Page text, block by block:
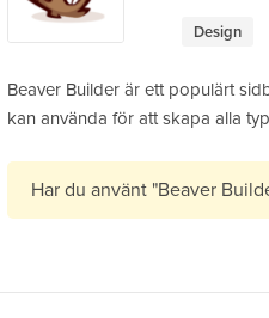
Design
Beaver Builder är ett populärt
kan använda för att skapa alla
Har du använt "Beaver